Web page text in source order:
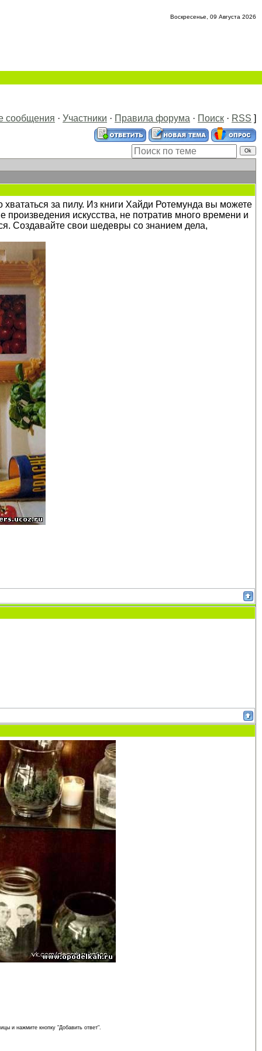
Воскресенье, 09 Августа 2026
сообщения · Участники · Правила форума · Поиск · RSS ]
за пилу. Из книги Хайди Ротемунда вы можете
произведения искусства, не потратив много времени и
Создавайте свои шедевры со знанием дела,
и нажмите кнопку "Добавить ответ".